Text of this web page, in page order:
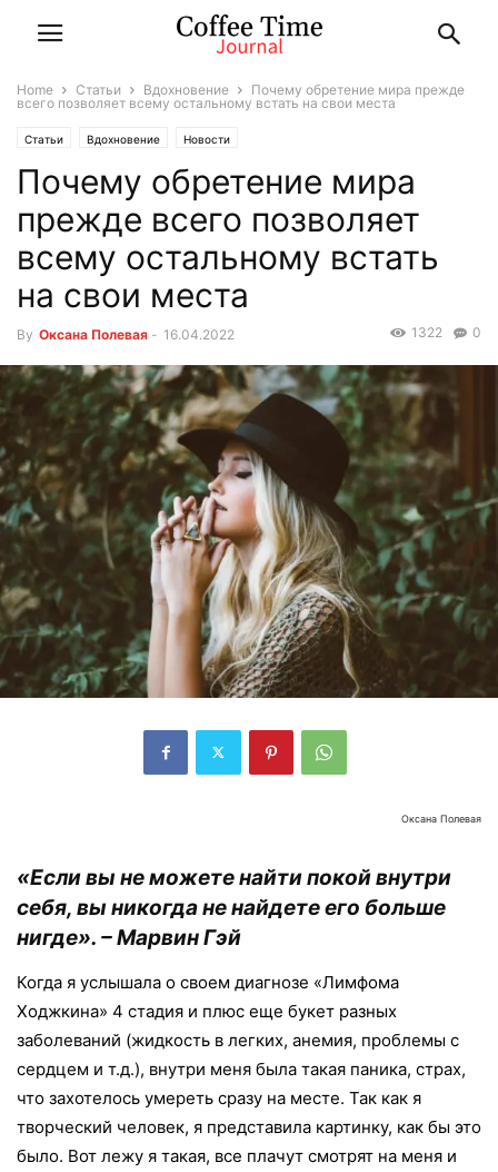
Home Статьи Вдохновение
Почему обретение мира прежде
всего позволяет всему остальному встать на свои места
Статьи Вдохновение Новости
Почему обретение мира
прежде всего позволяет
всему остальному встать
на свои места
By Оксана Полевая - 16.04.2022 0
1322
Оксана Полевая
«Если вы не можете найти покой внутри
себя, вы никогда не найдете его больше
нигде». – Марвин Гэй
Когда я услышала о своем диагнозе «Лимфома
Ходжкина» 4 стадия и плюс еще букет разных
заболеваний (жидкость в легких, анемия, проблемы с
сердцем и т.д.), внутри меня была такая паника, страх,
что захотелось умереть сразу на месте. Так как я
творческий человек, я представила картинку, как бы это
было. Вот лежу я такая, все плачут смотрят на меня и